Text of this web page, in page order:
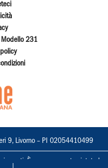
Modello 231
9, Livorno – PI 02054410499
È espressamente vietata la